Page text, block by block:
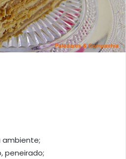
ambiente;
peneirado;